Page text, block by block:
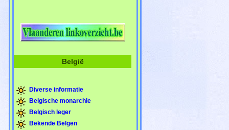
België
Diverse informatie
Belgische monarchie
Belgisch leger
Bekende Belgen